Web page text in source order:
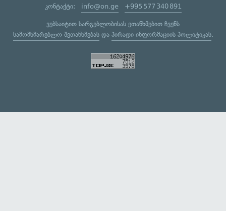
კონტაქტი: info@on.ge +995 577 340 891
ვებსაიტით სარგებლობისას ეთანხმებით ჩვენს
სამომხმარებლო შეთანხმებასდა პირადი ინფორმაციის პოლიტიკას.